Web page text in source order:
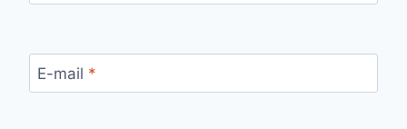
E-mail *